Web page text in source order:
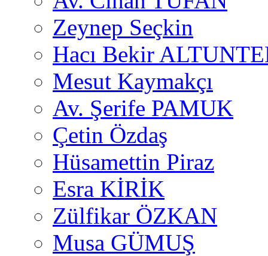
Zeynep Seçkin
Hacı Bekir
Mesut Kaymakçı
Av. Şerife PAMUK
Çetin Özdaş
Hüsamettin Piraz
Esra KİRİK
Zülfikar ÖZKAN
Musa GÜMUŞ